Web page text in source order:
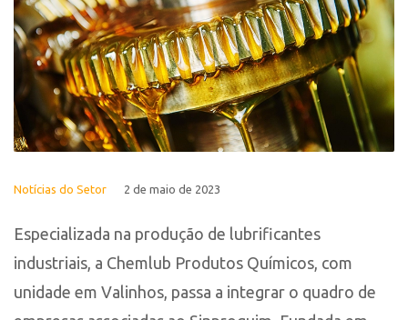
Notícias do Setor 2 de maio de 2023
Especializada na produção de lubrificantes
industriais, a Chemlub Produtos Químicos, com
unidade em Valinhos, passa a integrar o quadro de